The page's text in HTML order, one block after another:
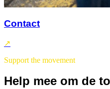
Contact
↗
Support the movement
Help mee om de